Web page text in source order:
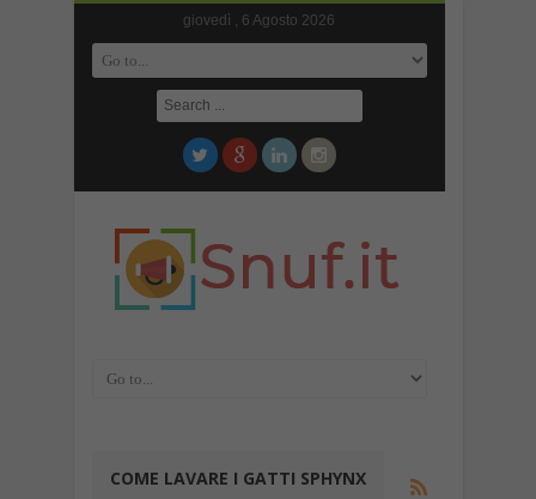
giovedì , 6 Agosto 2026
COME LAVARE I GATTI SPHYNX